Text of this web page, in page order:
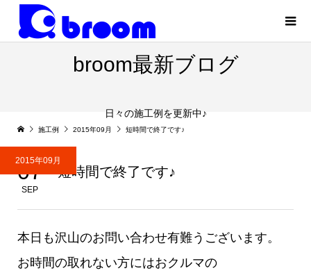
broom最新ブログ
日々の施工例を更新中♪
施工例 2015年09月 短時間で終了です♪
2015年09月
07
SEP
短時間で終了です♪
本日も沢山のお問い合わせ有難うございます。
お時間の取れない方にはおクルマの